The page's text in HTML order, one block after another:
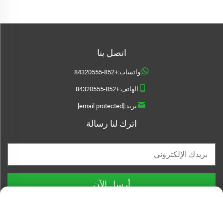
اتصل بنا
واتساب:+852-84320555
الهاتف:+852-84320555
بريد:
اترك لنا رسالة
أرسل الآن